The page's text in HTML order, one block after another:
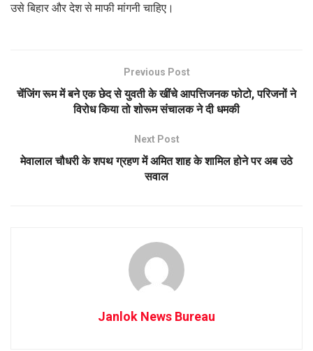
उसे बिहार और देश से माफी मांगनी चाहिए।
Previous Post
चेंजिंग रूम में बने एक छेद से युवती के खींचे आपत्तिजनक फोटो, परिजनों ने
विरोध किया तो शोरूम संचालक ने दी धमकी
Next Post
मेवालाल चौधरी के शपथ ग्रहण में अमित शाह के शामिल होने पर अब उठे
सवाल
Janlok News Bureau